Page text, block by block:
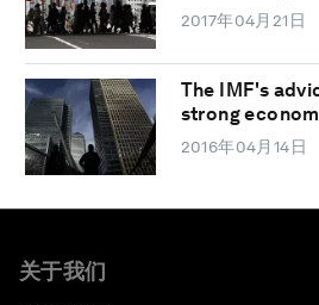
2017年04月21日
The IMF's
strong
2016年04月14日
关于我们